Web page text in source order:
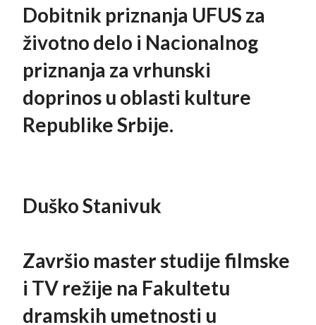
Dobitnik priznanja UFUS za
životno delo i Nacionalnog
priznanja za vrhunski
doprinos u oblasti kulture
Republike Srbije.
Duško Stanivuk
Završio master studije filmske
i TV režije na Fakultetu
dramskih umetnosti u